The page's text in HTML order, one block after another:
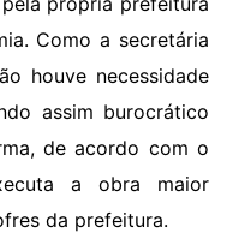
Como a secretária
houve necessidade
assim burocrático
de acordo com o
a obra maior
da prefeitura.